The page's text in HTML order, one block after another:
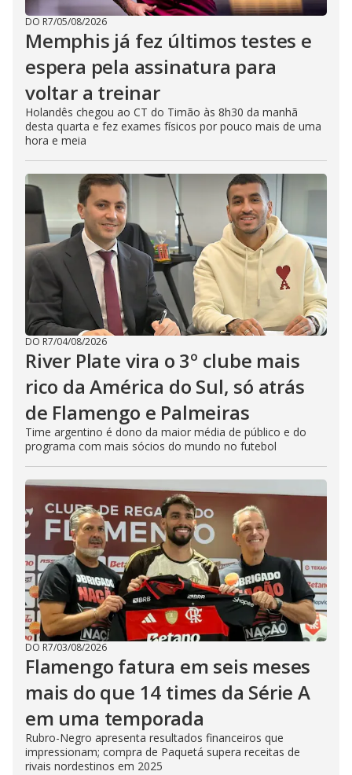
DO R7/05/08/2026
Memphis já fez últimos testes e
espera pela assinatura para
voltar a treinar
Holandês chegou ao CT do Timão às 8h30 da manhã
desta quarta e fez exames físicos por pouco mais de uma
hora e meia
DO R7/04/08/2026
River Plate vira o 3º clube mais
rico da América do Sul, só atrás
de Flamengo e Palmeiras
Time argentino é dono da maior média de público e do
programa com mais sócios do mundo no futebol
DO R7/03/08/2026
Flamengo fatura em seis meses
mais do que 14 times da Série A
em uma temporada
Rubro-Negro apresenta resultados financeiros que
impressionam; compra de Paquetá supera receitas de
rivais nordestinos em 2025